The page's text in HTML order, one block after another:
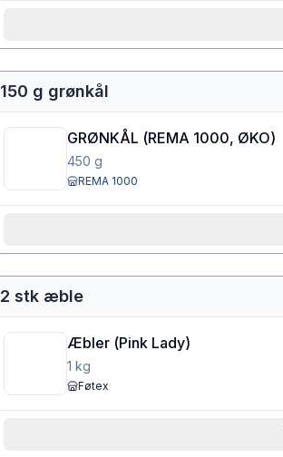
150 g grønkål
GRØNKÅL (REMA 1000, ØKO)
450 g
REMA 1000
2 stk æble
Æbler (Pink Lady)
1 kg
Føtex